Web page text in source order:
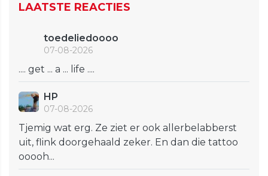
LAATSTE REACTIES
toedeliedoooo
07-08-2026
.... get ... a ... life ....
HP
07-08-2026
Tjemig wat erg. Ze ziet er ook allerbelabberst
uit, flink doorgehaald zeker. En dan die tattoo
ooooh...